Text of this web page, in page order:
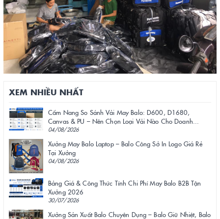
XEM NHIỀU NHẤT
Cẩm Nang So Sánh Vải May Balo: D600, D1680,
Canvas & PU – Nên Chọn Loại Vải Nào Cho Doanh...
04/08/2026
Xưởng May Balo Laptop – Balo Công Sở In Logo Giá Rẻ
Tại Xưởng
04/08/2026
Bảng Giá & Công Thức Tính Chi Phí May Balo B2B Tận
Xưởng 2026
30/07/2026
Xưởng Sản Xuất Balo Chuyên Dụng – Balo Giữ Nhiệt, Balo